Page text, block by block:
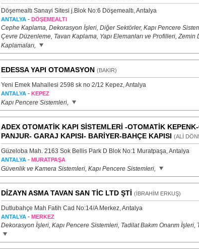
Döşemealtı Sanayi Sitesi j.Blok No:6 Döşemealtı, Antalya
ANTALYA- DÖŞEMEALTI
Cephe Kaplama, Dekorasyon İşleri, Diğer Sektörler, Kapı Pencere
Çevre Düzenleme, Tavan Kaplama, Yapı Elemanları ve Profilleri, Zemin
Kaplamaları,
EDESSA YAPI OTOMASYON (BAKIR)
Yeni Emek Mahallesi 2598 sk no 2/12 Kepez, Antalya
ANTALYA- KEPEZ
Kapı Pencere Sistemleri,
ADEX OTOMATİK KAPI SİSTEMLERİ -OTOMATİK
PANJUR- GARAJ KAPISI- BARİYER-BAHÇE KAPISI (ALİ
Güzeloba Mah. 2163 Sok Bellis Park D Blok No:1 Muratpaşa, Antalya
ANTALYA- MURATPAŞA
Güvenlik ve Kamera Sistemleri, Kapı Pencere Sistemleri,
DİZAYN ASMA TAVAN SAN TİC LTD ŞTİ (İBRAHİM ERKUŞ)
Dutlubahçe Mah Fatih Cad No:14/A Merkez, Antalya
ANTALYA- MERKEZ
Dekorasyon İşleri, Kapı Pencere Sistemleri, Tadilat Bakım Onarım İşleri,